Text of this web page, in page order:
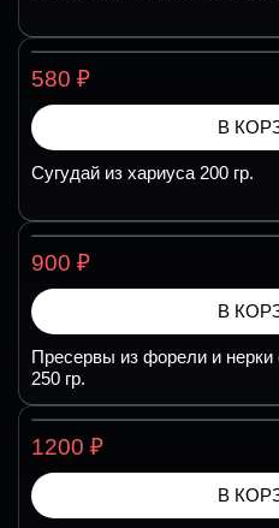
580 ₽
В
Сугудай из хариуса 200 гр.
900 ₽
В
Пресервы из форели и
250 гр.
1200 ₽
В